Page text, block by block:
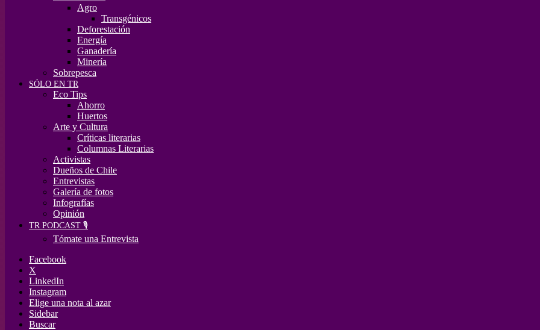
Agro
Transgénicos
Deforestación
Energía
Ganadería
Minería
Sobrepesca
SÓLO EN TR
Eco Tips
Ahorro
Huertos
Arte y Cultura
Críticas literarias
Columnas Literarias
Activistas
Dueños de Chile
Entrevistas
Galería de fotos
Infografías
Opinión
TR PODCAST 🎙️
Tómate una Entrevista
Facebook
X
LinkedIn
Instagram
Elige una nota al azar
Sidebar
Buscar